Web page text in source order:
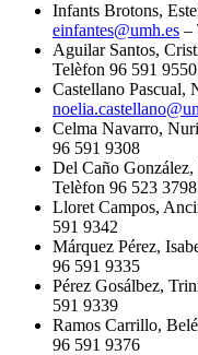
Infants Brotons,
einfantes@umh.es –
Aguilar Santos,
Telèfon 96 591 9550
Castellano Pascual,
Celma Navarro,
96 591 9308
Del Caño
Telèfon 96 523 3798
Lloret Campos,
591 9342
Márquez Pérez,
96 591 9335
Pérez Gosálbez,
591 9339
Ramos Carrillo,
96 591 9376